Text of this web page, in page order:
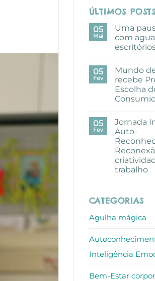
ÚLTIMOS POSTS
05
Mai
Uma
com
em
Uma
pausa
criativa
com
aguarelas
ALLO
05
Fev
Mundo
recebe
Escolha
em
Mundo
de
Sofia
recebe
Prémio
Escolha
do
Consumidor
05
Fev
Jornada
Auto-
trabalho
Jornada
Imersiva
Auto-
Reconexão
criatividade
no
CATEGORIAS
Agulha mágica
Inteligência
Bem-Estar